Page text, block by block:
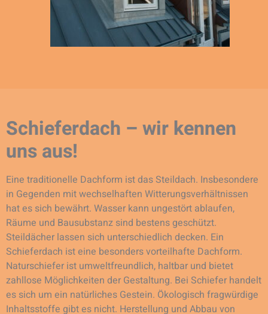
Schieferdach – wir kennen
uns aus!
Eine traditionelle Dachform ist das Steildach. Insbesondere
in Gegenden mit wechselhaften Witterungsverhältnissen
hat es sich bewährt. Wasser kann ungestört ablaufen,
Räume und Bausubstanz sind bestens geschützt.
Steildächer lassen sich unterschiedlich decken. Ein
Schieferdach ist eine besonders vorteilhafte Dachform.
Naturschiefer ist umweltfreundlich, haltbar und bietet
zahllose Möglichkeiten der Gestaltung. Bei Schiefer handelt
es sich um ein natürliches Gestein. Ökologisch fragwürdige
Inhaltsstoffe gibt es nicht. Herstellung und Abbau von